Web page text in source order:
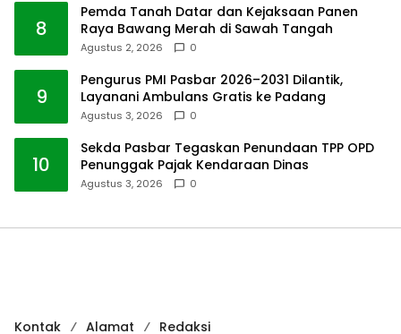
8
Pemda Tanah Datar dan Kejaksaan Panen
Raya Bawang Merah di Sawah Tangah
Agustus 2, 2026 0
9
Pengurus PMI Pasbar 2026–2031 Dilantik,
Layanani Ambulans Gratis ke Padang
Agustus 3, 2026 0
10
Sekda Pasbar Tegaskan Penundaan TPP OPD
Penunggak Pajak Kendaraan Dinas
Agustus 3, 2026 0
Kontak Alamat Redaksi